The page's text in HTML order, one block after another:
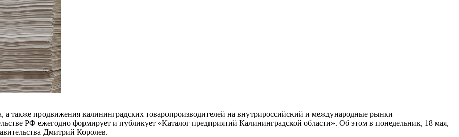
также продвижения калининградских товаропроизводителей на внутрироссийский и международные рынки
РФ ежегодно формирует и публикует «Каталог предприятий Калининградской области». Об этом в понедельник, 18 мая,
Дмитрий Королев.